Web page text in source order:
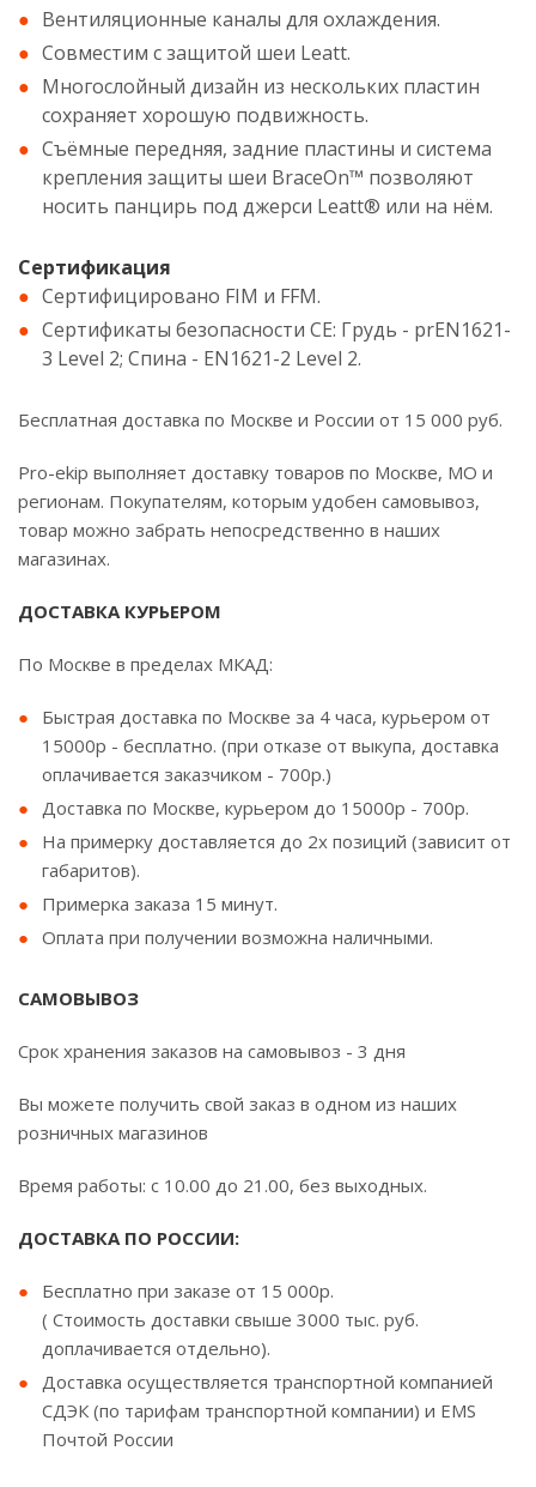
Вентиляционные каналы для охлаждения.
Совместим с защитой шеи Leatt.
Многослойный дизайн из нескольких пластин
сохраняет хорошую подвижность.
Съёмные передняя, задние пластины и система
крепления защиты шеи BraceOn™ позволяют
носить панцирь под джерси Leatt® или на нём.
Сертификация
Сертифицировано FIM и FFM.
Сертификаты безопасности CE: Грудь - prEN1621-
3 Level 2; Спина - EN1621-2 Level 2.
Бесплатная доставка по Москве и России от 15 000 руб.
Pro-ekip выполняет доставку товаров по Москве, МО и
регионам. Покупателям, которым удобен самовывоз,
товар можно забрать непосредственно в наших
магазинах.
ДОСТАВКА КУРЬЕРОМ
По Москве в пределах МКАД:
Быстрая доставка по Москве за 4 часа, курьером от
15000р - бесплатно. (при отказе от выкупа, доставка
оплачивается заказчиком - 700р.)
Доставка по Москве, курьером до 15000р - 700р.
На примерку доставляется до 2х позиций (зависит от
габаритов).
Примерка заказа 15 минут.
Оплата при получении возможна наличными.
САМОВЫВОЗ
Срок хранения заказов на самовывоз - 3 дня
Вы можете получить свой заказ в одном из наших
розничных магазинов
Время работы: с 10.00 до 21.00, без выходных.
ДОСТАВКА ПО РОССИИ:
Бесплатно при заказе от 15 000р.
( Стоимость доставки свыше 3000 тыс. руб.
доплачивается отдельно).
Доставка осуществляется транспортной компанией
СДЭК (по тарифам транспортной компании) и EMS
Почтой России